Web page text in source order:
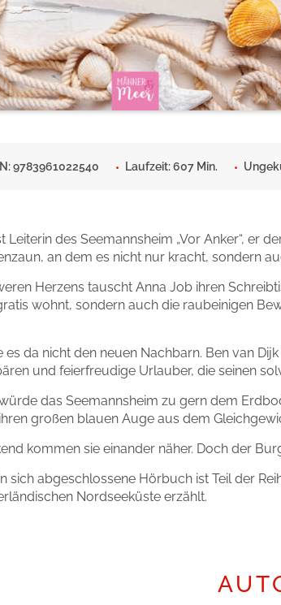
Zum Titel
Indigo Wild - Folge 1
Zum Titel
9783961022540 Laufzeit: 607 Min.
Leiterin des Seemannsheim „Vor Anker“, er
an dem es nicht nur kracht, sondern
Herzens tauscht Anna Job ihren
wohnt, sondern auch die raubeinigen
es da nicht den neuen Nachbarn. Ben van
und feierfreudige Urlauber, die seinen
das Seemannsheim zu gern dem
großen blauen Auge aus dem
kommen sie einander näher. Doch der
sich abgeschlossene Hörbuch ist Teil der
Nordseeküste erzählt.